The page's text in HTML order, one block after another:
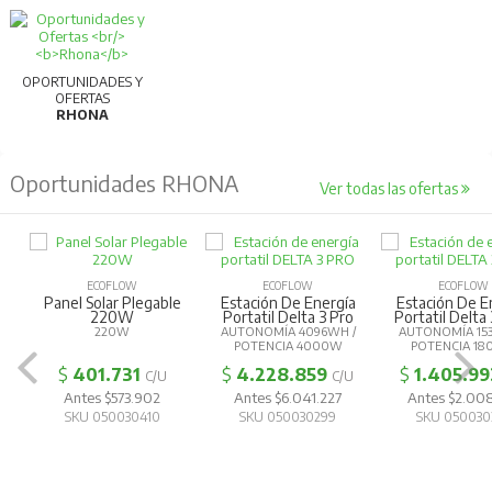
OPORTUNIDADES Y
OFERTAS
RHONA
Oportunidades RHONA Ver todas las ofertas
ECOFLOW
Panel Solar Plegable
220W
220W
$ 401.731 C/U
Antes $573.902
SKU 050030410
ECOFLOW
Estación De Energía
Portatil Delta 3 Pro
AUTONOMÍA 4096WH /
POTENCIA 4000W
$ 4.228.859 C/U
Antes $6.041.227
SKU 050030299
ECOFLOW
Estación De
Portatil Delta
AUTONOMÍA
POTENCIA
$
Antes
SKU